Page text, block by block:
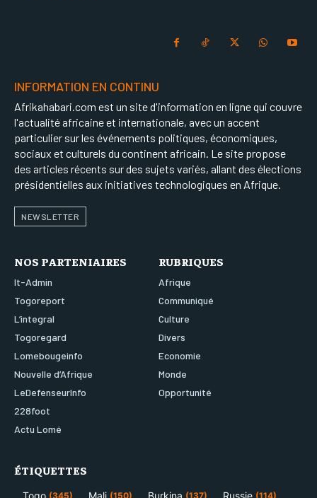
INFORMATION EN CONTINU
Afrikahabari.com est un site d'information en ligne qui couvre
l'actualité africaine et internationale, avec un accent
particulier sur les événements politiques, économiques,
sociaux et culturels du continent africain. Le site propose
des articles récents sur des sujets variés, allant des élections
présidentielles aux initiatives technologiques en Afrique.
NEWSLETTER
NOS PARTENIAIRES
It-Admin
Togoreport
L’integral
Togoregard
Lomebougeinfo
Nouvelle d’Afrique
LeDefenseurInfo
228foot
Actu Lomé
RUBRIQUES
Afrique
Communiqué
Culture
Divers
Economie
Monde
Opportunité
ÉTIQUETTES
Togo (345) Mali (150) Burkina (137) Russie (114)